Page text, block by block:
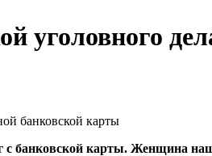
уголовного
с банковской карты. Женщина